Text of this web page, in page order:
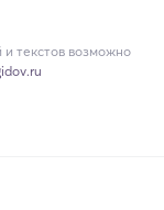
текстов возможно